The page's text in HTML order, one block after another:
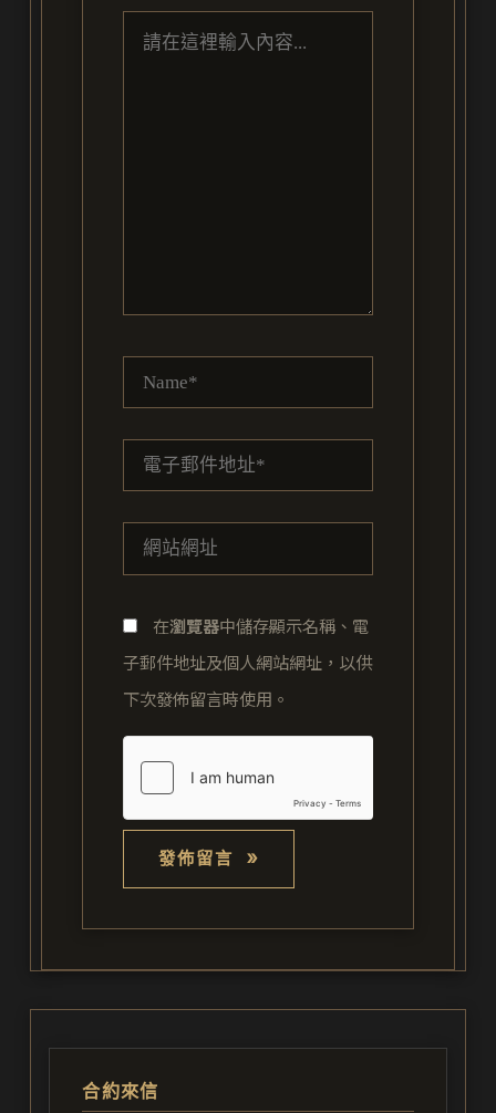
Name*
子
地
*
站
址
在瀏覽器中儲存顯示名稱、電
子郵件地址及個人網站網址，以供
下次發佈留言時使用。
合約來信